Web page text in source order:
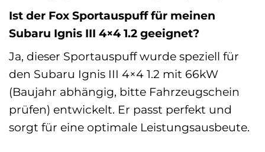
Ist der Fox Sportauspuff für meinen
Subaru Ignis III 4×4 1.2 geeignet?
Ja, dieser Sportauspuff wurde speziell für
den Subaru Ignis III 4×4 1.2 mit 66kW
(Baujahr abhängig, bitte Fahrzeugschein
prüfen) entwickelt. Er passt perfekt und
sorgt für eine optimale Leistungsausbeute.